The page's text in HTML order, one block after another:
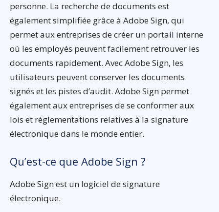
personne. La recherche de documents est
également simplifiée grâce à Adobe Sign, qui
permet aux entreprises de créer un portail interne
où les employés peuvent facilement retrouver les
documents rapidement. Avec Adobe Sign, les
utilisateurs peuvent conserver les documents
signés et les pistes d’audit. Adobe Sign permet
également aux entreprises de se conformer aux
lois et réglementations relatives à la signature
électronique dans le monde entier.
Qu’est-ce que Adobe Sign ?
Adobe Sign est un logiciel de signature
électronique.